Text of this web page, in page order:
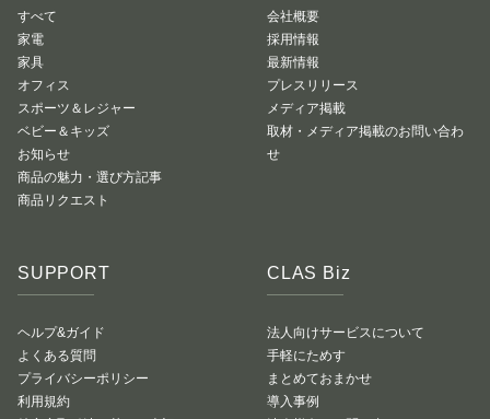
すべて
家電
家具
オフィス
スポーツ＆レジャー
ベビー＆キッズ
お知らせ
商品の魅力・選び方記事
商品リクエスト
会社概要
採用情報
最新情報
プレスリリース
メディア掲載
取材・メディア掲載のお問い合わ
せ
SUPPORT
ヘルプ&ガイド
よくある質問
プライバシーポリシー
利用規約
CLAS Biz
法人向けサービスについて
手軽にためす
まとめておまかせ
導入事例